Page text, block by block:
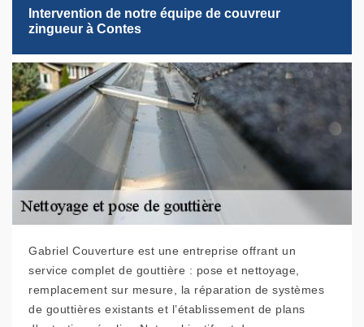
Intervention de notre équipe de couvreur
zingueur à Contes
Gabriel Couverture est une entreprise offrant un
service complet de gouttière : pose et nettoyage,
remplacement sur mesure, la réparation de systèmes
de gouttières existants et l’établissement de plans